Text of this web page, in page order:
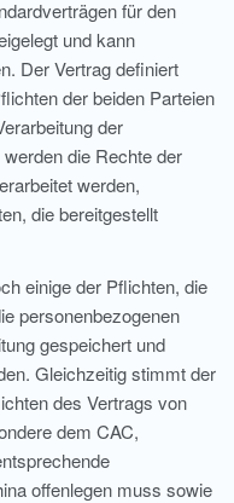
für den
und kann
Der Vertrag definiert
der beiden Parteien
der
die Rechte der
werden,
die bereitgestellt
einige der Pflichten, die
personenbezogenen
gespeichert und
Gleichzeitig stimmt der
des Vertrags von
dem CAC,
offenlegen muss sowie